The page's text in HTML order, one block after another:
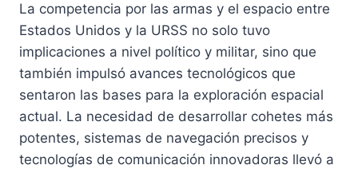
La competencia por las armas y el espacio entre
Estados Unidos y la URSS no solo tuvo
implicaciones a nivel político y militar, sino que
también impulsó avances tecnológicos que
sentaron las bases para la exploración espacial
actual. La necesidad de desarrollar cohetes más
potentes, sistemas de navegación precisos y
tecnologías de comunicación innovadoras llevó a